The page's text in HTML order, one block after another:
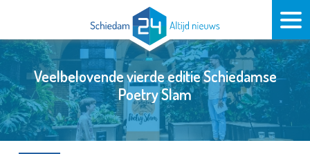
Veelbelovende vierde editie Schiedamse
Poetry Slam